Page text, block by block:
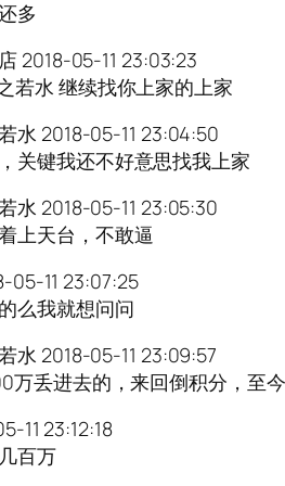
多
2018-05-11 23:03:23
若水 继续找你上家的上家
水 2018-05-11 23:04:50
关键我还不好意思找我上家
水 2018-05-11 23:05:30
上天台，不敢逼
05-11 23:07:25
么我就想问问
水 2018-05-11 23:09:57
万丢进去的，来回倒积分，至
11 23:12:18
百万